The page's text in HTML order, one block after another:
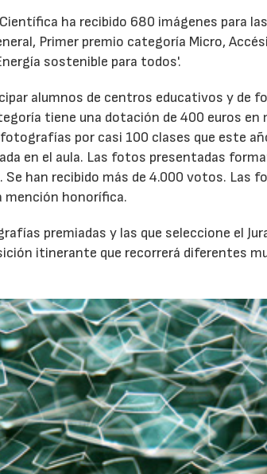
ha recibido 680 imágenes para
Primer premio categoría Micro,
sostenible para todos'.
alumnos de centros educativos y de
tiene una dotación de 400 euros en
por casi 100 clases que este
en el aula. Las fotos presentadas
. Se han recibido más de 4.000 votos. Las
mención honorífica.
premiadas y las que seleccione el
itinerante que recorrerá diferentes